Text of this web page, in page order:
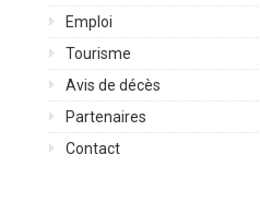
Emploi
Tourisme
Avis de décès
Partenaires
Contact